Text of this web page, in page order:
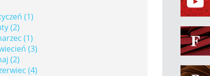
(1)
(2)
(1)
(3)
(2)
(4)
Fakty